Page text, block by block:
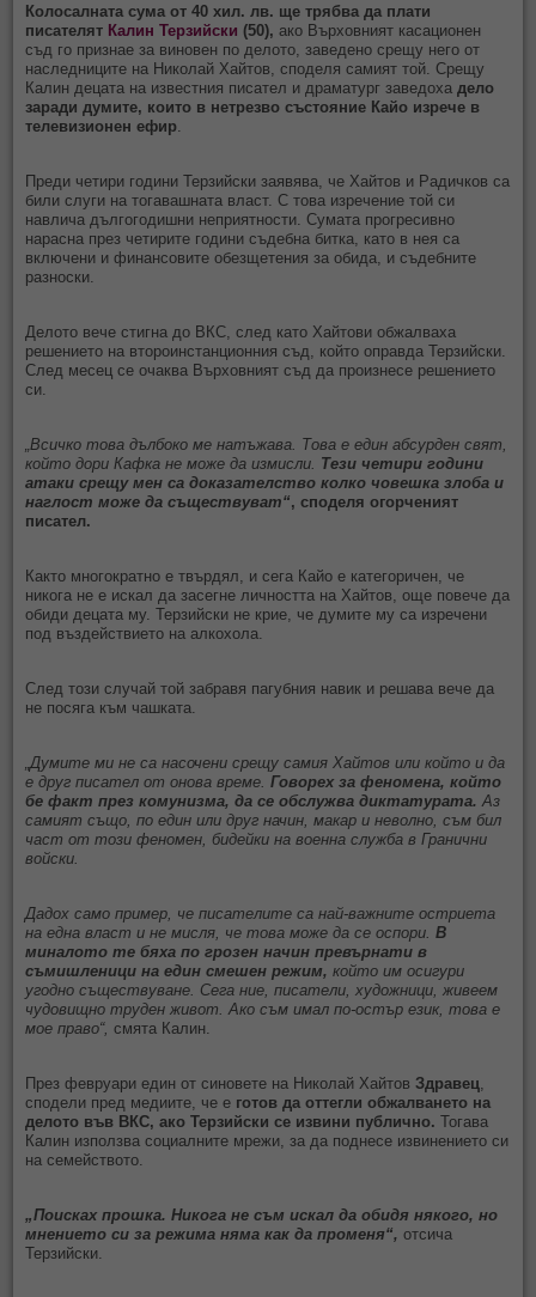
Колосалната сума от 40 хил. лв. ще трябва да плати
писателят Калин Терзийски (50), ако Върховният касационен
съд го признае за виновен по делото, заведено срещу него от
наследниците на Николай Хайтов, споделя самият той. Срещу
Калин децата на известния писател и драматург заведоха дело
заради думите, които в нетрезво състояние Кайо изрече в
телевизионен ефир
Преди четири години Терзийски заявява, че Хайтов и Радичков са
били слуги на тогавашната власт. С това изречение той си
навлича дългогодишни неприятности. Сумата прогресивно
нарасна през четирите години съдебна битка, като в нея ca
включени и финансовите обезщетения за обида, и съдебните
разноски.
Делото вече стигна до ВКС, след като Хайтови обжалваха
решението на второинстанционния съд, който оправда Терзийски.
След месец се очаква Върховният съд да произнесе решението
си.
„Всичко това дълбоко ме натъжава. Това е един абсурден свят,
който дори Кафка не може да измисли. Тези четири години
атаки срещу мен са доказателство колко човешка злоба и
наглост може да съществуват“, споделя огорченият
писател.
Както многократно е твърдял, и сега Кайо е категоричен, че
никога не е искал да засегне личността на Хайтов, още повече да
обиди децата му. Терзийски не крие, че думите му са изречени
под въздействието на алкохола.
След този случай той забравя пагубния навик и решава вече да
не посяга към чашката.
„Думите ми не са насочени срещу самия Хайтов или който и да
е друг писател от онова време.Говорех за феномена, който
бе факт през комунизма, да се обслужва диктатурата. Аз
самият също, по един или друг начин, макар и неволно, съм бил
част от този феномен, бидейки на военна служба в Гранични
войски.
Дадох само пример, че писателите са най-важните остриета
на една власт и не мисля, че това може да се оспори.В
миналото те бяха по грозен начин превърнати в
съмишленици на един смешен режим, който им осигури
угодно съществуване. Сега ние, писатели, художници, живеем
чудовищно труден живот. Ако съм имал по-остър език, това е
мое право“, смята Калин.
През февруари един от синовете на Николай ХайтовЗдравец
сподели пред медиите, че е готов да оттегли обжалването на
делото във ВКС, ако Терзийски се извини публично. Тогава
Калин използва социалните мрежи, за да поднесе извинението си
на семейството.
„Поисках прошка. Никога не съм искал да обидя някого, но
мнението си за режима няма как да променя“, отсича
Терзийски.